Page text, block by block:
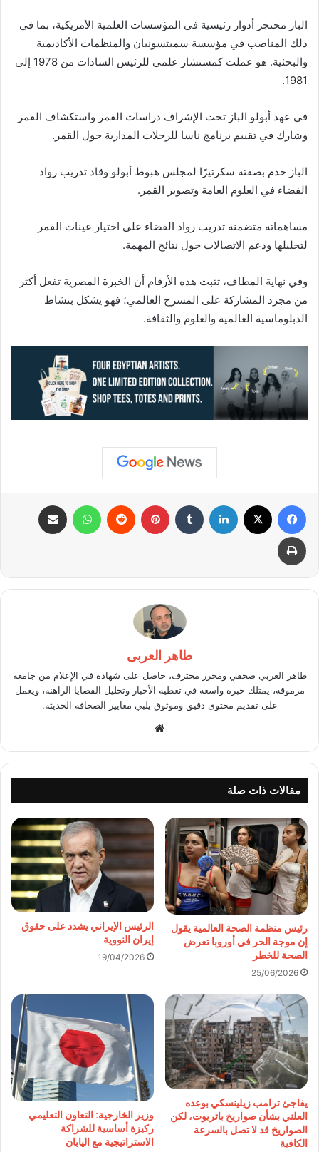
الباز محتجز أدوار رئيسية في المؤسسات العلمية الأمريكية، بما في
ذلك المناصب في مؤسسة سميثسونيان والمنظمات الأكاديمية
والبحثية. هو عملت
كمستشار علمي للرئيس السادات من 1978 إلى
1981.
في عهد أبولو الباز تحت الإشراف دراسات القمر واستكشاف القمر
وشارك في تقييم برنامج ناسا للرحلات المدارية حول القمر.
الباز خدم بصفته سكرتيرًا لمجلس هبوط أبولو وقاد تدريب رواد
الفضاء في العلوم العامة وتصوير القمر.
مساهماته متضمنة تدريب رواد الفضاء على اختيار عينات القمر
لتحليلها ودعم الاتصالات حول نتائج المهمة.
وفي نهاية المطاف، تثبت هذه الأرقام أن الخبرة المصرية تفعل أكثر
من مجرد المشاركة على المسرح العالمي؛ فهو يشكل بنشاط
الدبلوماسية العالمية والعلوم والثقافة.
فيسبوك لينكدإن بينتيريست واتساب
طباعة
طاهر العربى
طاهر العربي صحفي ومحرر محترف، حاصل على شهادة في الإعلام من جامعة
مرموقة، يمتلك خبرة واسعة في تغطية الأخبار وتحليل القضايا الراهنة، ويعمل
على تقديم محتوى دقيق وموثوق يلبي معايير الصحافة الحديثة.
مقالات ذات صلة
رئيس منظمة الصحة العالمية يقول
إن موجة الحر في أوروبا تعرض
الصحة للخطر
25/06/2026
الرئيس الإيراني يشدد على حقوق
إيران النووية
19/04/2026
يفاجئ ترامب زيلينسكي بوعده
العلني بشأن صواريخ باتريوت، لكن
الصواريخ قد لا تصل بالسرعة
الكافية
وزير الخارجية: التعاون التعليمي
ركيزة أساسية للشراكة
الاستراتيجية مع اليابان